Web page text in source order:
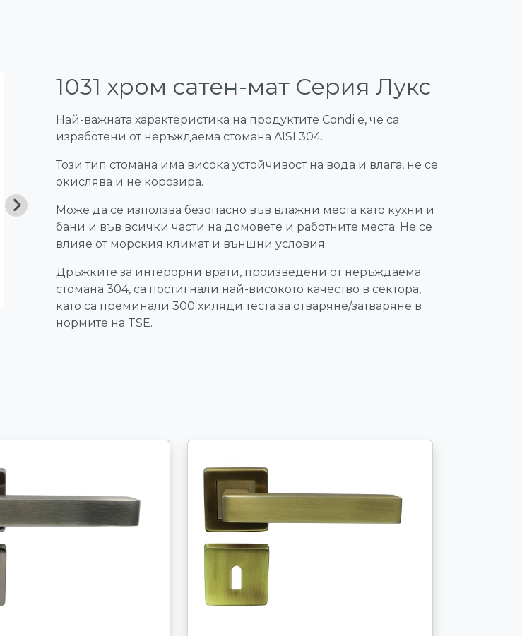
1031 хром сатен-мат Серия Лукс
Най-важната характеристика на продуктите Condi е, че са
изработени от неръждаема стомана AISI 304.
Този тип стомана има висока устойчивост на вода и влага, не се
окислява и не корозира.
Може да се използва безопасно във влажни места като кухни и
бани и във всички части на домовете и работните места. Не се
влияе от морския климат и външни условия.
Дръжките за интерорни врати, произведени от неръждаема
стомана 304, са постигнали най-високото качество в сектора,
като са преминали 300 хиляди теста за отваряне/затваряне в
нормите на TSE.